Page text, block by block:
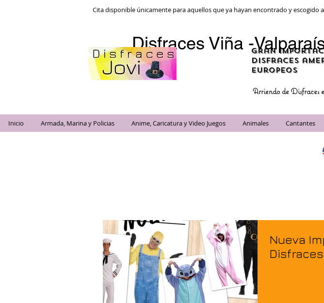
Cita disponible únicamente para aquellos que ya hayan encontrado y escogido
gran
disfraces
Europeos
Arriendo de Disfraces
Inicio Armada, Marina y Policias Anime, Caricatura y Video Juegos Animales Cantantes
Disfraces Viña -
Nueva
Disfraces